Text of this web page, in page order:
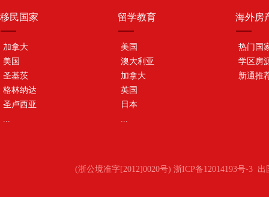
移民国家
加拿大
美国
圣基茨
格林纳达
圣卢西亚
...
留学教育
美国
澳大利亚
加拿大
英国
日本
...
海外房
热门国
学区房
新通推
(浙公境准字[2012]0020号) 浙ICP备12014193号-3 出